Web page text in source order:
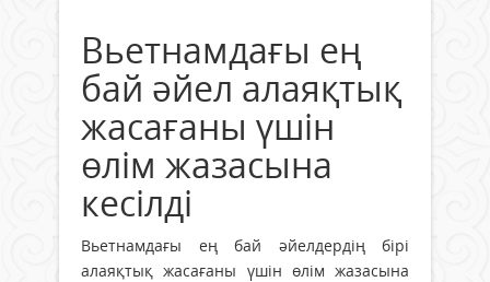
Вьетнамдағы ең
бай әйел алаяқтық
жасағаны үшін
өлім жазасына
кесілді
Вьетнамдағы ең бай әйелдердің бірі
алаяқтық жасағаны үшін өлім жазасына